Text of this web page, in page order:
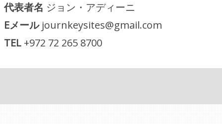
代表者名 ジョン・アディーニ
Eメールjournkeysites@gmail.com
TEL +972 72 265 8700